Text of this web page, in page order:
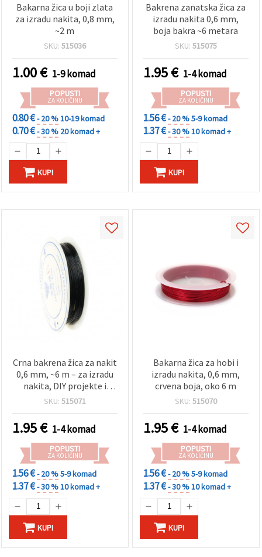
Bakarna žica u boji zlata
za izradu nakita, 0,8 mm,
~2 m
SKU: 515036
1.00€ 1-9 komad
POPUSTI
ZA KOLIČINU
0.80 €- 20 %10-19 komad
0.70 €- 30 % 20 komad +
KUPI
Bakrena zanatska žica za
izradu nakita 0,6 mm,
boja bakra ~6 metara
SKU: 515075
1.95€ 1-4 komad
POPUSTI
ZA KOLIČINU
1.56 €- 20 %5-9 komad
1.37 €- 30 %10 komad +
KUPI
Crna bakrena žica za nakit
0,6 mm, ~6 m – za izradu
nakita, DIY projekte i
dekoracije
SKU: 515071
1.95€ 1-4 komad
POPUSTI
ZA KOLIČINU
1.56 €- 20 %5-9 komad
1.37 €- 30 %10 komad +
KUPI
Bakarna žica za hobi i
izradu nakita, 0,6 mm,
crvena boja, oko 6 m
SKU: 515070
1.95€ 1-4 komad
POPUSTI
ZA KOLIČINU
1.56 €- 20 %5-9 komad
1.37 €- 30 %10 komad +
KUPI